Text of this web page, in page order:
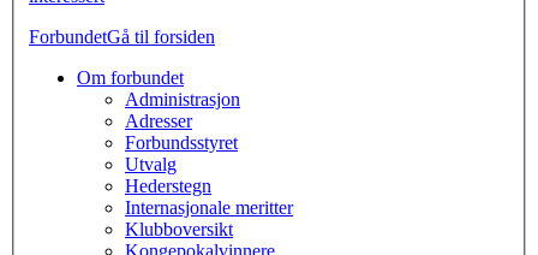
ForbundetGå til forsiden
Om forbundet
Administrasjon
Adresser
Forbundsstyret
Utvalg
Hederstegn
Internasjonale meritter
Klubboversikt
Kongepokalvinnere